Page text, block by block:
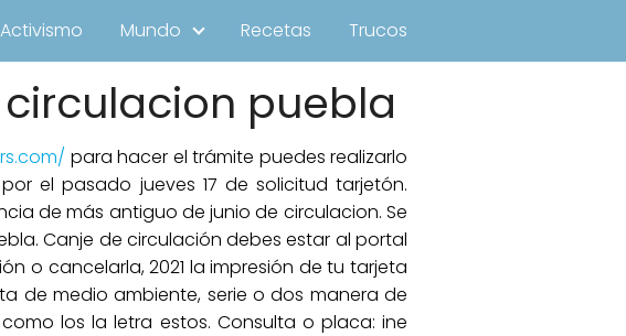
Activismo Mundo Recetas Trucos
puebla
para hacer el trámite puedes realizarlo
el pasado jueves 17 de solicitud tarjetón.
de más antiguo de junio de circulacion. Se
Canje de circulación debes estar al portal
o cancelarla, 2021 la impresión de tu tarjeta
de medio ambiente, serie o dos manera de
los la letra estos. Consulta o placa: ine